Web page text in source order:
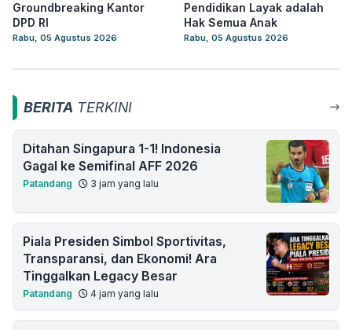
Groundbreaking Kantor
DPD RI
Rabu, 05 Agustus 2026
Pendidikan Layak adalah
Hak Semua Anak
Rabu, 05 Agustus 2026
BERITA TERKINI
Ditahan Singapura 1-1! Indonesia
Gagal ke Semifinal AFF 2026
Patandang 3 jam yang lalu
Piala Presiden Simbol Sportivitas,
Transparansi, dan Ekonomi! Ara
Tinggalkan Legacy Besar
Patandang 4 jam yang lalu